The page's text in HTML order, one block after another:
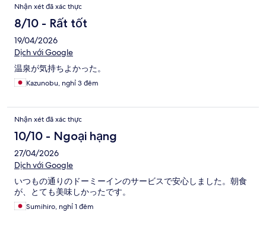
Nhận xét đã xác thực
8/10 - Rất tốt
19/04/2026
Dịch với Google
温泉が気持ちよかった。
Kazunobu, nghỉ 3 đêm
Nhận xét đã xác thực
10/10 - Ngoại hạng
27/04/2026
Dịch với Google
いつもの通りのドーミーインのサービスで安心しました。朝食
が、とても美味しかったです。
Sumihiro, nghỉ 1 đêm